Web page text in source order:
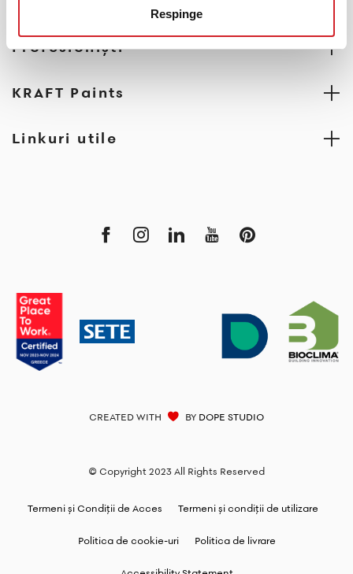
Respinge
Profesionişti
KRAFT Paints
Linkuri utile
CREATED WITH BY DOPE STUDIO
© Copyright 2023 All Rights Reserved
Termeni și Condiții de Acces Termeni și condiții de utilizare
Politica de cookie-uri Politica de livrare